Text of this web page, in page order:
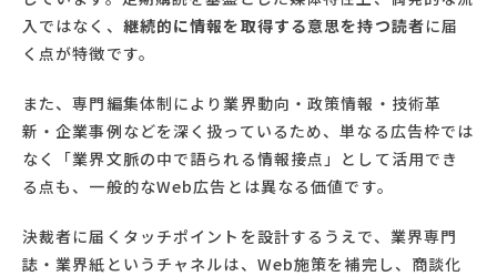
入ではなく、 継続的に情報を取得する意思を持つ読者に届
く点が特徴です。
また、専門編集体制により業界動向・政策情報・技術革
新・企業事例などを深く扱っているため、単なる広告枠では
なく「業界文脈の中で語られる情報接点」として活用でき
る点も、一般的なWeb広告とは異なる価値です。
決裁者に届くタッチポイントを設計するうえで、業界専門
誌・業界紙というチャネルは、Web施策を補完し、商談化